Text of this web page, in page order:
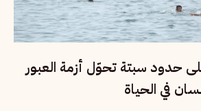
حدود سبتة تحوّل أزمة العبور
في الحياة